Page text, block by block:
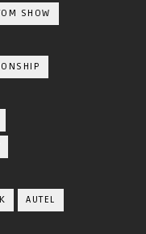
SHOW
AUTEL